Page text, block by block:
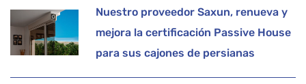
Nuestro proveedor Saxun, renueva y
mejora la certificación Passive House
para sus cajones de persianas